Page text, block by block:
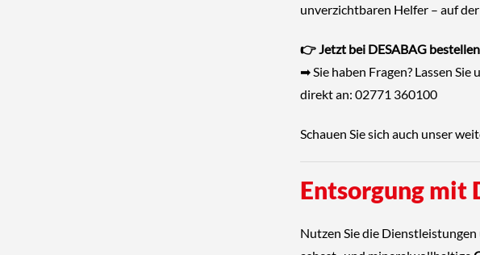
unverzichtbaren Helfer – auf
👉 Jetzt bei DESABAG
➡ Sie haben Fragen? Lassen Sie
direkt an: 02771 360100
Schauen Sie sich auch unser
Entsorgung mit
Nutzen Sie die Dienstleistungen